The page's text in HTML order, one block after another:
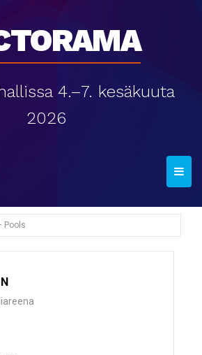
4.–7. kesäkuuta
2026
T
o
g
l
Pools